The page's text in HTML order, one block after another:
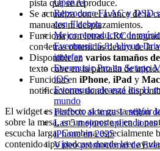
OpenAI
Reproduce FLAC y DSD
con Flacbox
Mejor reproductor de
Evermusic 6.8: Aliyun
interfaz
Evermusic Pro en Setapp
iOS
Evermusic alcanza los 11
mundo
Flacbox alcanza 1 millón
Las 5 mejores
iPhone en 2025
Vídeo promocional de
pista que se reproduce.
Se actualiza con el avance de la
manuales ni desplazamientos.
Funciona con letras LRC
con letras obtenidas dentro de la
Disponible en varios tamaños
texto cabe en la pantalla de inicio.
Funciona en iPhone, iPad y Mac
notificaciones donde esté
El widget es perfecto si te gusta seguir
sobre la mesa, en un soporte o en la
escucha larga. Combina especialmente
contenido tipo podcast donde leer